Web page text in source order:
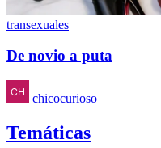
transexuales
De novio a puta
chicocurioso
Temáticas